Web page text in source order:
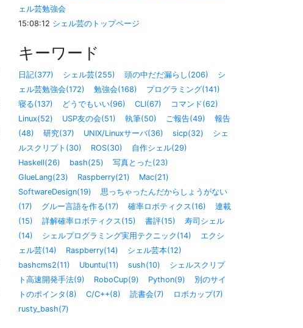
ェル芸勉強会
15:08:12 シェル芸のトップページ
キーワード
日記(377) シェル芸(255) 頭の中だだ漏らし(206)
シ
ェル芸勉強会(172)
勉強会(168)
プログラミング(141)
寝る(137)
どうでもいい(96) CLI(67)
コマンド(62)
Linux(52)
USP友の会(51) 執筆(50) ご報告(49)
報告
(48)
研究(37) UNIX/Linuxサーバ(36) sicp(32)
シェ
ルスクリプト(30)
ROS(30)
自作シェル(29)
Haskell(26)
bash(25)
写真とった(23)
GlueLang(23)
Raspberry(21)
Mac(21)
SoftwareDesign(19)
思っちゃったんだからしょうがない
(17)
グルー言語を作る(17) 確率ロボティクス(16)
連載
(15)
詳解確率ロボティクス(15) 書評(15)
寿司シェル
(14)
シェルプログラミング実用テクニック(14)
エクシ
ェル芸(14)
Raspberry(14)
シェル芸本(12)
bashcms2(11)
Ubuntu(11) sush(10)
シェルスクリプ
ト高速開発手法(9)
RoboCup(9) Python(9)
別のサイ
トのポインタ(8)
C/C++(8) 読書会(7)
ロボカップ(7)
rusty_bash(7)